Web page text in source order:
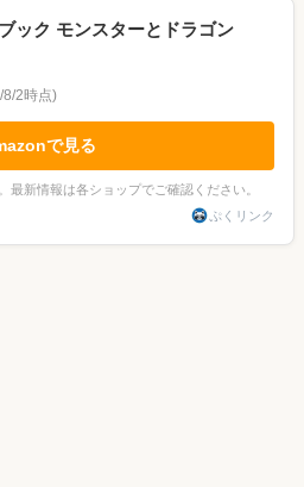
ック モンスターとドラゴン
2時点)
で見る
最新情報は各ショップでご確認ください。
ぷくリンク